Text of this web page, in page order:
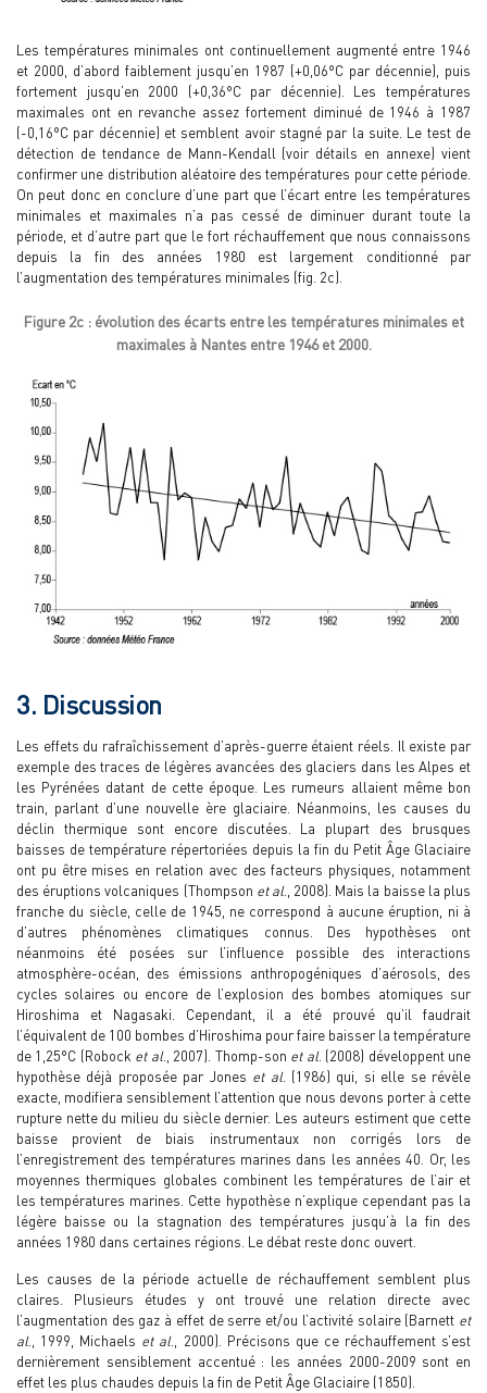
Les températures minimales ont continuellement augmenté entre 1946
et 2000, d’abord faiblement jusqu’en 1987 (+0,06°C par décennie), puis
fortement jusqu’en 2000 (+0,36°C par décennie). Les températures
maximales ont en revanche assez fortement diminué de 1946 à 1987
(-0,16°C par décennie) et semblent avoir stagné par la suite. Le test de
détection de tendance de Mann-Kendall (voir détails en annexe) vient
confirmer une distribution aléatoire des températures pour cette période.
On peut donc en conclure d’une part que l’écart entre les températures
minimales et maximales n’a pas cessé de diminuer durant toute la
période, et d’autre part que le fort réchauffement que nous connaissons
depuis la fin des années 1980 est largement conditionné par
l’augmentation des températures minimales (fig. 2c).
Figure 2c : évolution des écarts entre les températures minimales et
maximales à Nantes entre 1946 et 2000.
3. Discussion
Les effets du rafraîchissement d’après-guerre étaient réels. Il existe par
exemple des traces de légères avancées des glaciers dans les Alpes et
les Pyrénées datant de cette époque. Les rumeurs allaient même bon
train, parlant d’une nouvelle ère glaciaire. Néanmoins, les causes du
déclin thermique sont encore discutées. La plupart des brusques
baisses de température répertoriées depuis la fin du Petit Âge Glaciaire
ont pu être mises en relation avec des facteurs physiques, notamment
des éruptions volcaniques (Thompson et al., 2008). Mais la baisse la plus
franche du siècle, celle de 1945, ne correspond à aucune éruption, ni à
d’autres phénomènes climatiques connus. Des hypothèses ont
néanmoins été posées sur l’influence possible des interactions
atmosphère-océan, des émissions anthropogéniques d’aérosols, des
cycles solaires ou encore de l’explosion des bombes atomiques sur
Hiroshima et Nagasaki. Cependant, il a été prouvé qu’il faudrait
l’équivalent de 100 bombes d’Hiroshima pour faire baisser la température
de 1,25°C (Robock et al., 2007). Thomp-son et al. (2008) développent une
hypothèse déjà proposée par Jones et al. (1986) qui, si elle se révèle
exacte, modifiera sensiblement l’attention que nous devons porter à cette
rupture nette du milieu du siècle dernier. Les auteurs estiment que cette
baisse provient de biais instrumentaux non corrigés lors de
l’enregistrement des températures marines dans les années 40. Or, les
moyennes thermiques globales combinent les températures de l’air et
les températures marines. Cette hypothèse n’explique cependant pas la
légère baisse ou la stagnation des températures jusqu’à la fin des
années 1980 dans certaines régions. Le débat reste donc ouvert.
Les causes de la période actuelle de réchauffement semblent plus
claires. Plusieurs études y ont trouvé une relation directe avec
l’augmentation des gaz à effet de serre et/ou l’activité solaire (Barnett et
al., 1999, Michaels et al., 2000). Précisons que ce réchauffement s’est
dernièrement sensiblement accentué : les années 2000-2009 sont en
effet les plus chaudes depuis la fin de Petit Âge Glaciaire (1850).